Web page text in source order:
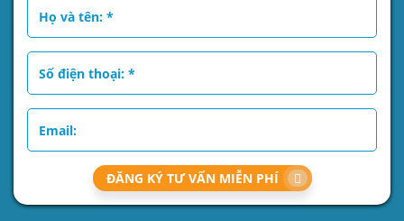
ĐĂNG KÝ TƯ VẤN MIỄN PHÍ